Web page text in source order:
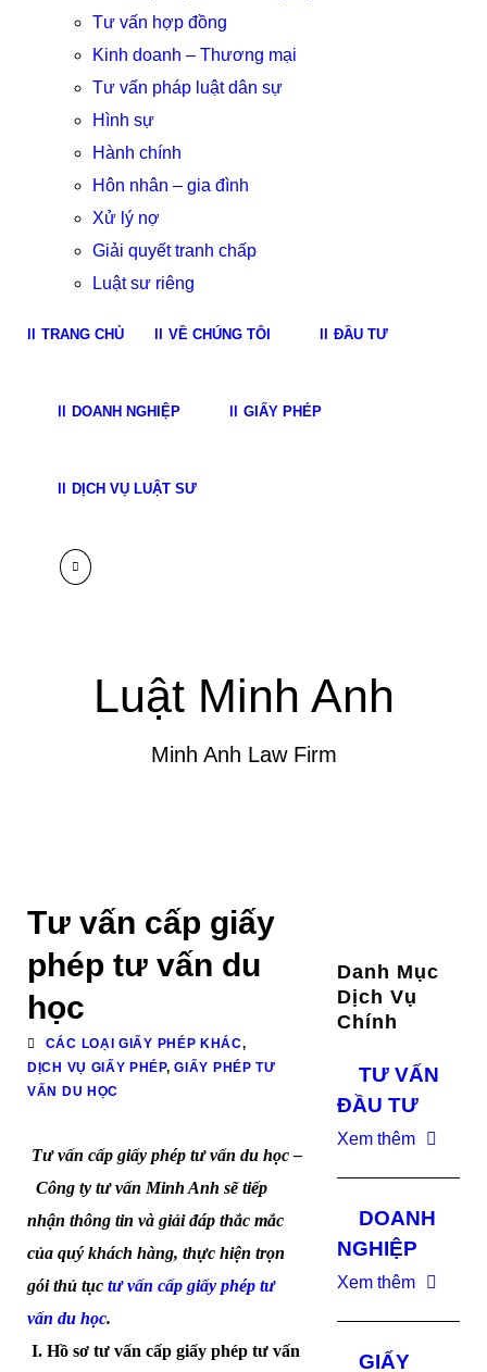
Tư vấn hợp đồng
Kinh doanh – Thương mại
Tư vấn pháp luật dân sự
Hình sự
Hành chính
Hôn nhân – gia đình
Xử lý nợ
Giải quyết tranh chấp
Luật sư riêng
TRANG CHỦ VỀ CHÚNG TÔI ĐẦU TƯ
DOANH NGHIỆP GIẤY PHÉP
DỊCH VỤ LUẬT SƯ
Luật Minh Anh
Minh Anh Law Firm
Tư vấn cấp giấy
phép tư vấn du
học
CÁC LOẠI GIẤY PHÉP KHÁC,
DỊCH VỤ GIẤY PHÉP, GIẤY PHÉP TƯ
VẤN DU HỌC
Tư vấn cấp giấy phép tư vấn du học –
Công ty tư vấn Minh Anh sẽ tiếp
nhận thông tin và giải đáp thắc mắc
của quý khách hàng, thực hiện trọn
gói thủ tục tư vấn cấp giấy phép tư
vấn du học.
I. Hồ sơ tư vấn cấp giấy phép tư vấn
Danh Mục
Dịch Vụ
Chính
TƯ VẤN
ĐẦU TƯ
Xem thêm
DOANH
NGHIỆP
Xem thêm
GIẤY